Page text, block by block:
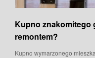
Kupno znakomitego
remontem?
Kupno wymarzonego